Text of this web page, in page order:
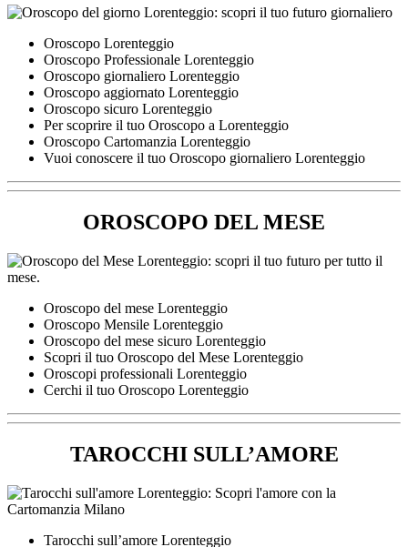
Oroscopo Lorenteggio
Oroscopo Professionale Lorenteggio
Oroscopo giornaliero Lorenteggio
Oroscopo aggiornato Lorenteggio
Oroscopo sicuro Lorenteggio
Per scoprire il tuo Oroscopo a Lorenteggio
Oroscopo Cartomanzia Lorenteggio
Vuoi conoscere il tuo Oroscopo giornaliero Lorenteggio
OROSCOPO DEL MESE
Oroscopo del mese Lorenteggio
Oroscopo Mensile Lorenteggio
Oroscopo del mese sicuro Lorenteggio
Scopri il tuo Oroscopo del Mese Lorenteggio
Oroscopi professionali Lorenteggio
Cerchi il tuo Oroscopo Lorenteggio
TAROCCHI SULL’AMORE
Tarocchi sull’amore Lorenteggio